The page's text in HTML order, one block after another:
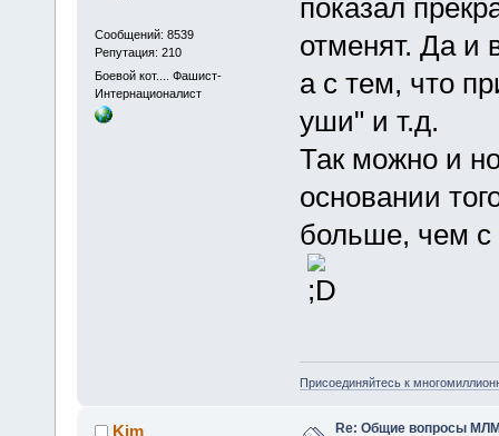
Сообщений: 8539
Репутация: 210
Боевой кот.... Фашист-
Интернационалист
показал
отменят. Да и
а с тем, что
уши" и т.д.
Так можно и
основании
больше, чем с
Присоединяйтесь к
Kim Re: Общие вопросы